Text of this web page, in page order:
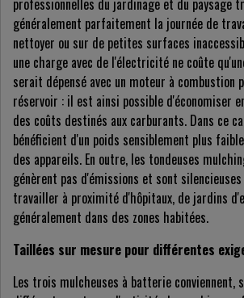
professionnelles du jardinage et du paysage
généralement parfaitement la journée de
nettoyer ou sur de petites surfaces
une charge avec de l'électricité ne coûte
serait dépensé avec un moteur à combustion
réservoir : il est ainsi possible d'économiser
des coûts destinés aux carburants. Dans ce
bénéficient d'un poids sensiblement plus
des appareils. En outre, les tondeuses
génèrent pas d'émissions et sont
travailler à proximité d'hôpitaux, de jardins
généralement dans des zones habitées.
Taillées sur mesure pour différentes
Les trois mulcheuses à batterie conviennent,